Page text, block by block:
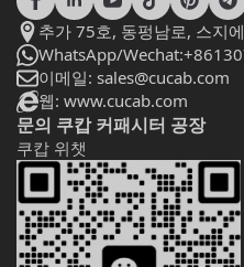
추가 75호, 동펑남로, 스지
WhatsApp/
이메일: sales@cucab.com
웹: www.cucab.com
문의 쿠캅 커패시터 공장
쿠캅 위챗